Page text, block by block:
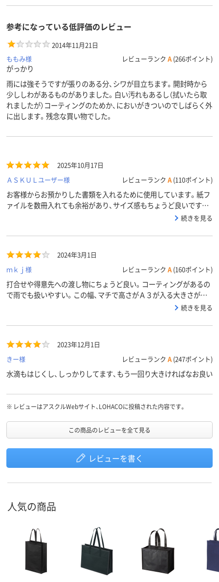
参考になっている低評価のレビュー
2014年11月21日
ももみ様
レビューランク A (266ポイント)
がっかり
雨には強そうですが張りのある分、シワが目立ちます。開封時から
少ししわがあるものがありました。白い汚れもあるし（拭いたら取
れましたが）コーティングのためか、においがきついのでしばらく外
に出します。残念な買い物でした。
2025年10月17日
ＡＳＫＵＬユーザー様
レビューランク A (110ポイント)
お客様からお預かりした書類を入れるために使用しています。紙フ
ァイルを数冊入れても余裕があり、サイズ感もちょうど良いです。
PPコーティングされているため、通常の不織布バッグよりも雨に強
ていますが、破れたり型崩れすることもなく、耐久性も申し分ありま
加で購入しました。今後もリピートする予定です。
続きを見る
2024年3月1日
ｍｋｊ様
レビューランク A (160ポイント)
打合せや得意先への渡し物にちょうど良い。コーティングがあるの
で雨でも扱いやすい。この幅、マチで高さがＡ３が入る大きさがあ
続きを見る
2023年12月1日
きー様
レビューランク A (247ポイント)
水滴もはじくし、しっかりしてます、もう一回り大きければなお良い
※ レビューはアスクルWebサイト、LOHACOに投稿された内容です。
この商品のレビューを全て見る
レビューを書く
人気の商品